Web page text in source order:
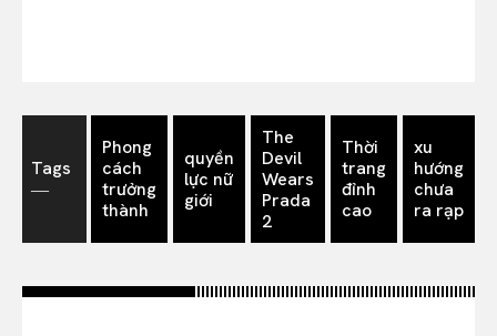
Tags
―
Phong
cách
trưởng
thành
quyền
lực nữ
giới
The
Devil
Wears
Prada
2
Thời
trang
đỉnh
cao
xu
hướng
chưa
ra rạp